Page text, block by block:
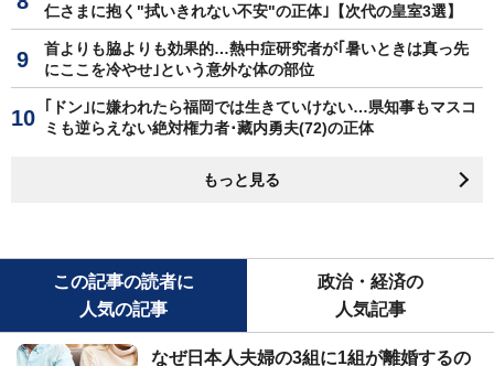
仁さまに抱く"拭いきれない不安"の正体｣【次代の皇室3選】
首よりも脇よりも効果的…熱中症研究者が｢暑いときは真っ先
にここを冷やせ｣という意外な体の部位
｢ドン｣に嫌われたら福岡では生きていけない…県知事もマスコ
ミも逆らえない絶対権力者･藏内勇夫(72)の正体
もっと見る
この記事の読者に
人気の記事
政治・経済の
人気記事
なぜ日本人夫婦の3組に1組が離婚するの